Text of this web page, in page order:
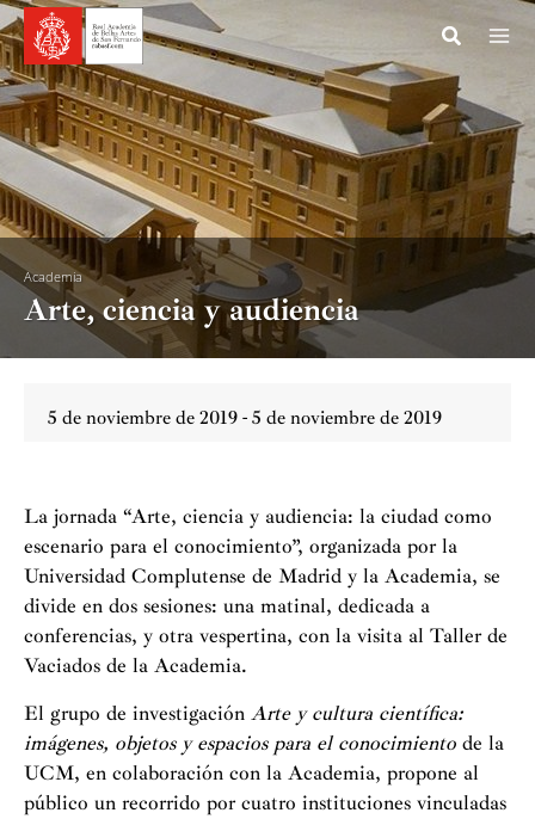
Ir
al
contenido
Academia
Arte, ciencia y audiencia
5 de noviembre de 2019 - 5 de noviembre de 2019
La jornada “Arte, ciencia y audiencia: la ciudad como
escenario para el conocimiento”, organizada por la
Universidad Complutense de Madrid y la Academia, se
divide en dos sesiones: una matinal, dedicada a
conferencias, y otra vespertina, con la visita al Taller de
Vaciados de la Academia.
El grupo de investigación Arte y cultura científica:
imágenes, objetos y espacios para el conocimiento de la
UCM, en colaboración con la Academia, propone al
público un recorrido por cuatro instituciones vinculadas